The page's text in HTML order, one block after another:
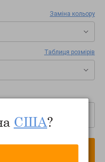
Заміна кольору
Таблиця розмірів
США?